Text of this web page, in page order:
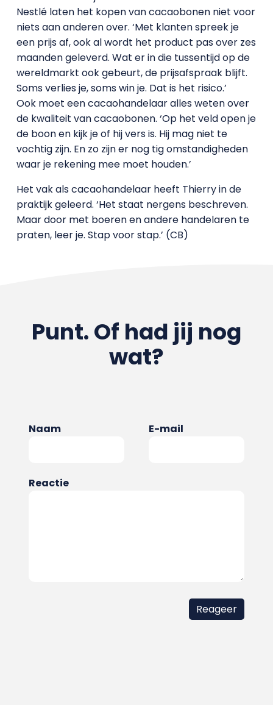
Nestlé laten het kopen van cacaobonen niet voor
niets aan anderen over. ‘Met klanten spreek je
een prijs af, ook al wordt het product pas over zes
maanden geleverd. Wat er in die tussentijd op de
wereldmarkt ook gebeurt, de prijsafspraak blijft.
Soms verlies je, soms win je. Dat is het risico.’
Ook moet een cacaohandelaar alles weten over
de kwaliteit van cacaobonen. ‘Op het veld open je
de boon en kijk je of hij vers is. Hij mag niet te
vochtig zijn. En zo zijn er nog tig omstandigheden
waar je rekening mee moet houden.’
Het vak als cacaohandelaar heeft Thierry in de
praktijk geleerd. ‘Het staat nergens beschreven.
Maar door met boeren en andere handelaren te
praten, leer je. Stap voor stap.’ (CB)
Punt. Of had jij nog
wat?
Naam E-mail
Reactie